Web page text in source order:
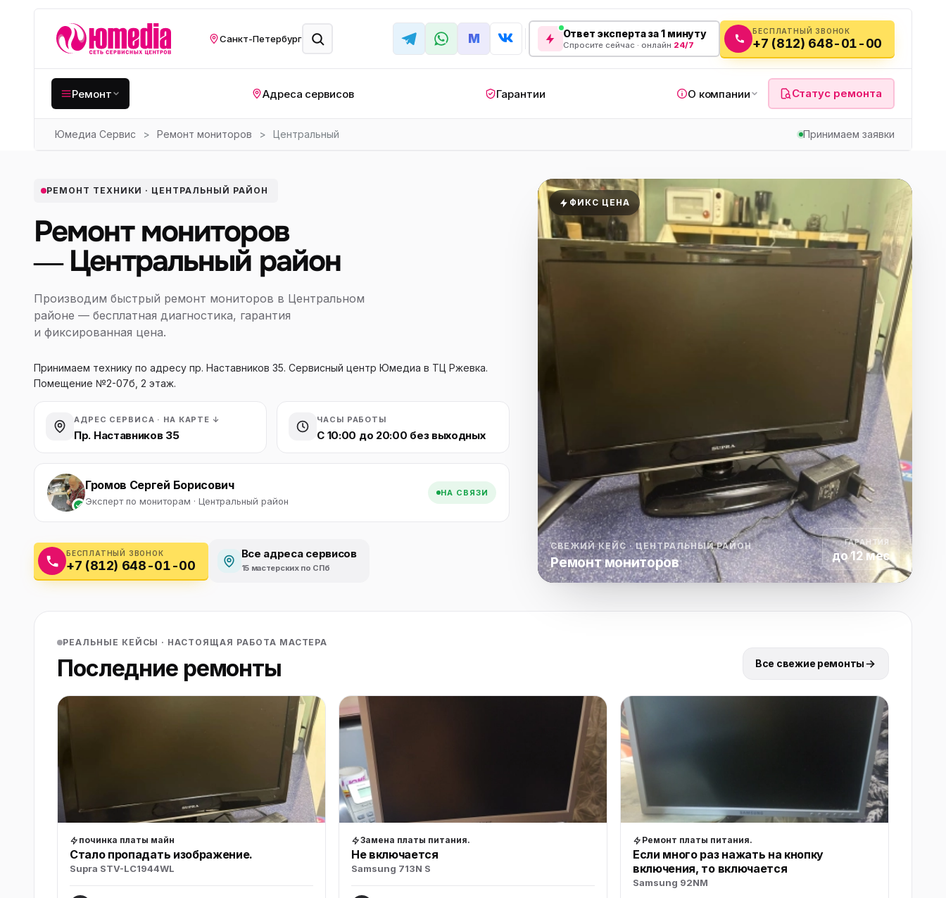
Санкт-Петербург M Ответ эксперта за 1 минуту
Спросите сейчас · онлайн 24/7
БЕСПЛАТНЫЙ ЗВОНОК
+7 (812) 648-01-00
Ремонт
Крупная бытовая
техника
Видеотехника
Бытовая техника
Оргтехника
Аудиотехника
Электроинструмент
Садовая техника
Посудомоечная
машина
Беговая дорожка
Велотренажер Духовой шкаф
камера
котел
Сушильная машина
Адреса сервисов Гарантии О компании Статус ремонта
Юмедиа Сервис > Ремонт мониторов > Центральный Принимаем заявки
РЕМОНТ ТЕХНИКИ · ЦЕНТРАЛЬНЫЙ РАЙОН
Ремонт мониторов
— Центральный район
Производим быстрый ремонт мониторов в Центральном
районе — бесплатная диагностика, гарантия
и фиксированная цена.
Принимаем технику по адресу пр. Наставников 35. Сервисный центр Юмедиа в ТЦ Ржевка.
Помещение №2-07б, 2 этаж.
АДРЕС СЕРВИСА · НА КАРТЕ ↓
Пр. Наставников 35
ЧАСЫ РАБОТЫ
С 10:00 до 20:00 без выходных
Громов Сергей Борисович
Эксперт по мониторам · Центральный район
НА СВЯЗИ
БЕСПЛАТНЫЙ ЗВОНОК
+7 (812) 648-01-00
Все адреса сервисов
15 мастерских по СПб
ФИКС ЦЕНА
СВЕЖИЙ КЕЙС · ЦЕНТРАЛЬНЫЙ РАЙОН
Ремонт мониторов
ГАРАНТИЯ
до 12 мес
РЕАЛЬНЫЕ КЕЙСЫ · НАСТОЯЩАЯ РАБОТА МАСТЕРА
Последние ремонты Все свежие ремонты
починка платы майн
Стало пропадать изображение.
Supra STV-LC1944WL
Замена платы питания.
Не включается
Samsung 713N S
Ремонт платы питания.
Если много раз нажать на кнопку
включения, то включается
Samsung 92NM